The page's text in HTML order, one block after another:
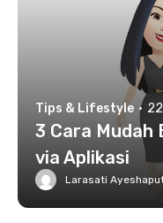
Tips & Lifestyle ·
3 Cara Mudah
via Aplikasi
Larasati